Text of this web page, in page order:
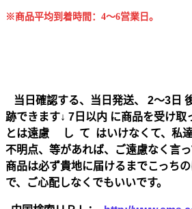
※商品平均到着時間：4～6営業日。
当日確認する、当日発送、 2～3日
跡できます↓ 7日以内 に商品を受け取
とは遠慮 し て はいけなくて、私
不明点、等があれば、ご遠慮なく
商品は必ず貴地に届けるまでこっち
で、ご心配しなくでもいいです。